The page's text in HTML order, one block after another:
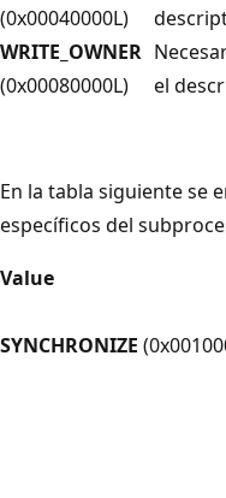
(0x00040000L)
WRITE_OWNER
(0x00080000L)
el
En la tabla siguiente se
específicos del
Value
SYNCHRONIZE